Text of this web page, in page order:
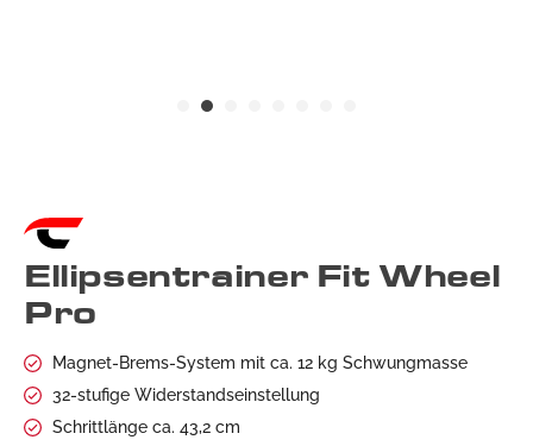
Ellipsentrainer Fit Wheel
Pro
Magnet-Brems-System mit ca. 12 kg Schwungmasse
32-stufige Widerstandseinstellung
Schrittlänge ca. 43,2 cm